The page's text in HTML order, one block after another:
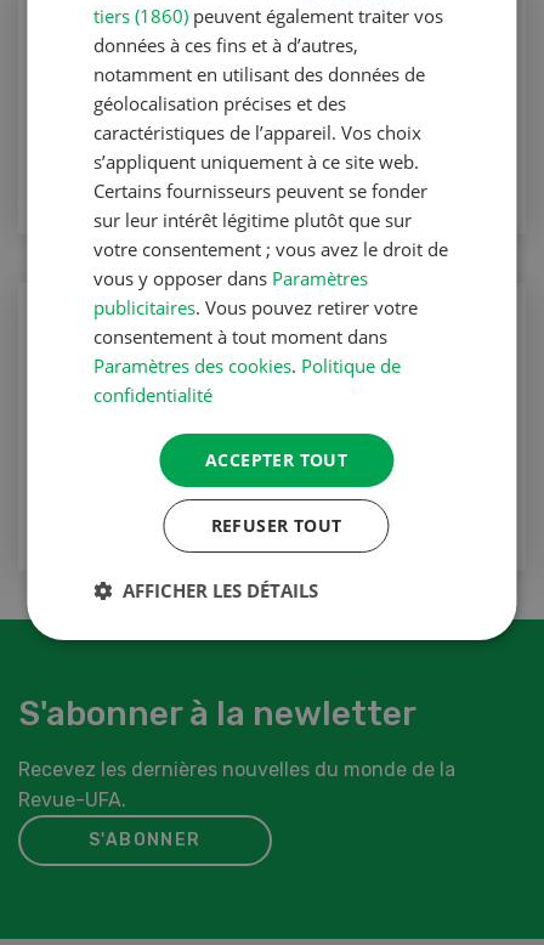
Production animale
L’aide du vétérinaire
Production animale
VERS L'ARTICLE
Production animale
Le rouget du porc survient souvent de
manière inattendue
Production animale
VERS L'ARTICLE
S'abonner à la newletter
Recevez les dernières nouvelles du monde de la
Revue-UFA.
S'ABONNER
tiers (1860) peuvent également traiter vos
données à ces fins et à d’autres,
notamment en utilisant des données de
géolocalisation précises et des
caractéristiques de l’appareil. Vos choix
s’appliquent uniquement à ce site web.
Certains fournisseurs peuvent se fonder
sur leur intérêt légitime plutôt que sur
votre consentement ; vous avez le droit de
vous y opposer dans Paramètres
publicitaires. Vous pouvez retirer votre
consentement à tout moment dans
Paramètres des cookies. Politique de
confidentialité
ACCEPTER TOUT
REFUSER TOUT
AFFICHER LES DÉTAILS